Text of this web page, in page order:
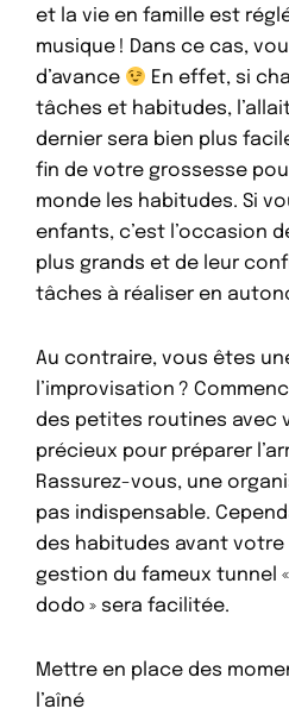
et la vie en famille est
musique ! Dans ce cas,
d’avance
En effet, si
tâches et habitudes,
dernier sera bien plus
fin de votre grossesse
monde les habitudes. Si
enfants, c’est l’occasion
plus grands et de leur
tâches à réaliser en
Au contraire, vous êtes
l’improvisation ?
des petites routines avec
précieux pour préparer
Rassurez-vous, une
pas indispensable.
des habitudes avant votre
gestion du fameux tunnel
dodo » sera facilitée.
Mettre en place des
l’aîné